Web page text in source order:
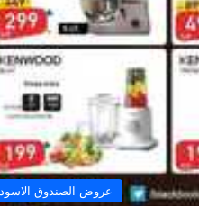
عروض الصندوق الاسود